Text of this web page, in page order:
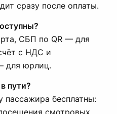
сразу после оплаты.
СБП по QR — для
с НДС и
для юрлиц.
пути?
пассажира бесплатны:
смотровых